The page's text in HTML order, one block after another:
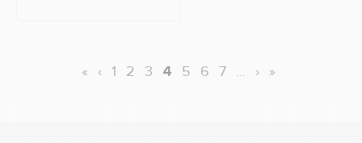
« ‹ 1 2 3 4 5 6 7 ... › »